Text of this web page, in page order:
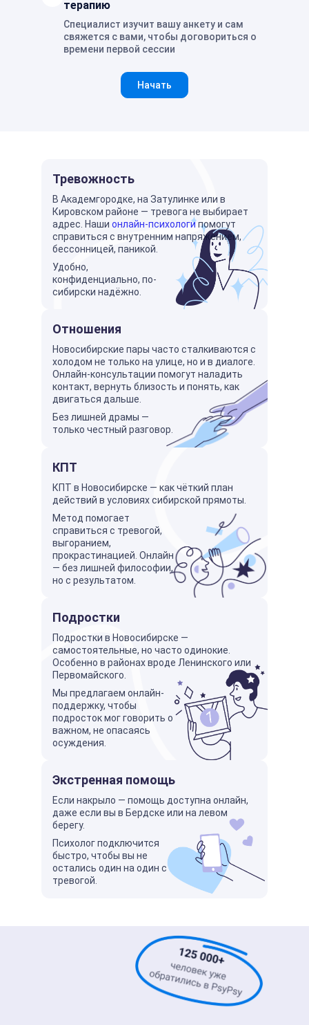
терапию
Специалист изучит вашу анкету и сам
свяжется с вами, чтобы договориться о
времени первой сессии
Начать
Тревожность
В Академгородке, на Затулинке или в
Кировском районе — тревога не выбирает
адрес. Наши онлайн-психологипомогут
справиться с внутренним напряжением,
бессонницей, паникой.
Удобно,
конфиденциально, по-
сибирски надёжно.
Отношения
Новосибирские пары часто сталкиваются с
холодом не только на улице, но и в диалоге.
Онлайн-консультации помогут наладить
контакт, вернуть близость и понять, как
двигаться дальше.
Без лишней драмы —
только честный разговор.
КПТ
КПТ в Новосибирске — как чёткий план
действий в условиях сибирской прямоты.
Метод помогает
справиться с тревогой,
выгоранием,
прокрастинацией. Онлайн
— без лишней философии,
но с результатом.
Подростки
Подростки в Новосибирске —
самостоятельные, но часто одинокие.
Особенно в районах вроде Ленинского или
Первомайского.
Мы предлагаем онлайн-
поддержку, чтобы
подросток мог говорить о
важном, не опасаясь
осуждения.
Экстренная помощь
Если накрыло — помощь доступна онлайн,
даже если вы в Бердске или на левом
берегу.
Психолог подключится
быстро, чтобы вы не
остались один на один с
тревогой.